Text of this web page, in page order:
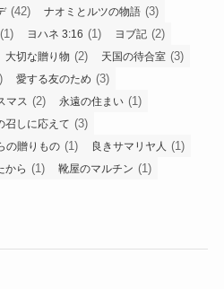
(42) ナオミとルツの物語 (3)
(1) ヨハネ 3:16 (1) ヨブ記 (2)
大切な贈り物 (2) 天国の待合室 (3)
愛する友のため (3)
マス (2) 永遠の住まい (1)
召しに応えて (3)
の贈りもの (1) 良きサマリヤ人 (1)
から (1) 靴屋のマルチン (1)